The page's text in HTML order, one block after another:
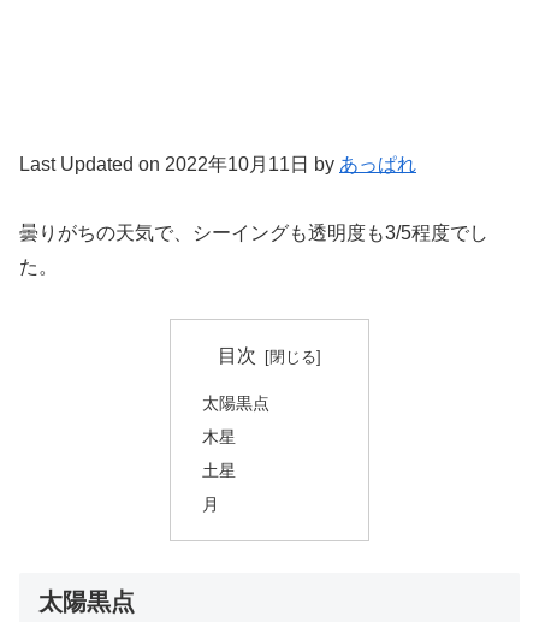
Last Updated on 2022年10月11日 by あっぱれ
曇りがちの天気で、シーイングも透明度も3/5程度でし
た。
目次
太陽黒点
木星
土星
月
太陽黒点